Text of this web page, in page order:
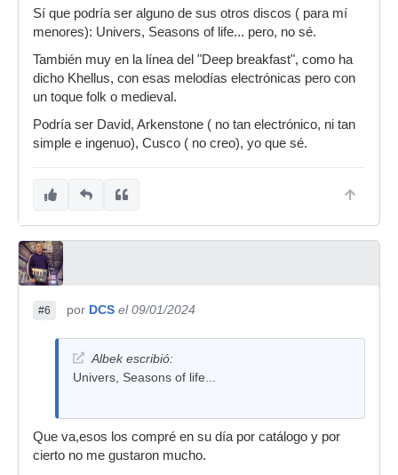
Sí que podría ser alguno de sus otros discos ( para mí
menores): Univers, Seasons of life... pero, no sé.
También muy en la línea del "Deep breakfast", como ha
dicho Khellus, con esas melodías electrónicas pero con
un toque folk o medieval.
Podría ser David, Arkenstone ( no tan electrónico, ni tan
simple e ingenuo), Cusco ( no creo), yo que sé.
#6 por DCS el 09/01/2024
Albek escribió:
Univers, Seasons of life...
Que va,esos los compré en su día por catálogo y por
cierto no me gustaron mucho.